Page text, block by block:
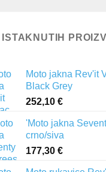
ISTAKNUTIH
Moto jakna Rev'it
Black Grey
252,10 €
'Moto jakna
crno/siva
177,30 €